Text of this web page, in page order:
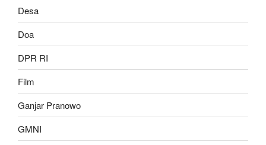
Desa
Doa
DPR RI
Film
Ganjar Pranowo
GMNI